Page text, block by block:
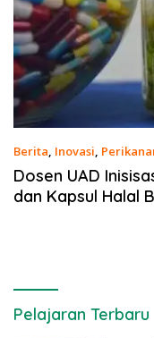
Berita, Inovasi,
Dosen UAD
dan Kapsul Halal
Pelajaran Terbaru